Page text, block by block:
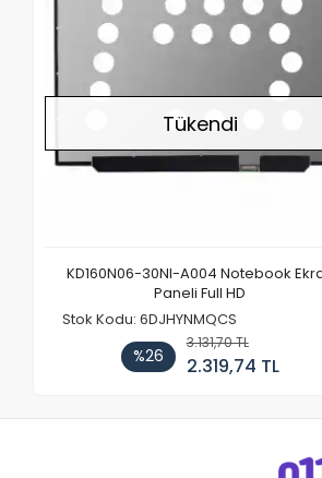
Tükendi
KD160N06-30NI-A004 Notebook
Paneli Full HD
Stok Kodu: 6DJHYNMQCS
%26
3.131,70 TL
2.319,74 TL